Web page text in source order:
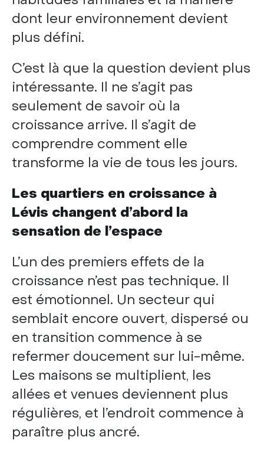
dont leur environnement devient
plus défini.
C’est là que la question devient plus
intéressante. Il ne s’agit pas
seulement de savoir où la
croissance arrive. Il s’agit de
comprendre comment elle
transforme la vie de tous les jours.
Les quartiers en croissance à
Lévis changent d’abord la
sensation de l’espace
L’un des premiers effets de la
croissance n’est pas technique. Il
est émotionnel. Un secteur qui
semblait encore ouvert, dispersé ou
en transition commence à se
refermer doucement sur lui-même.
Les maisons se multiplient, les
allées et venues deviennent plus
régulières, et l’endroit commence à
paraître plus ancré.